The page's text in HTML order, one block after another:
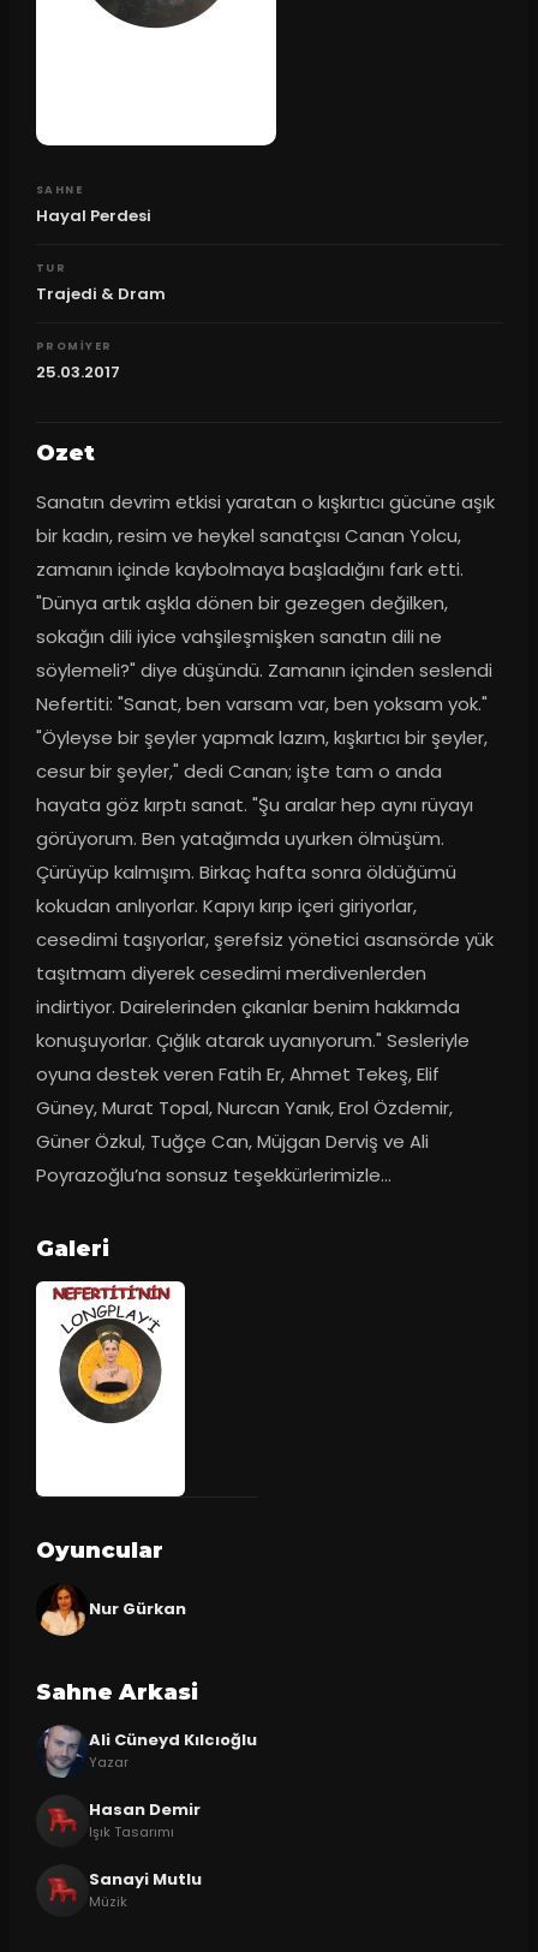
SAHNE
Hayal Perdesi
TUR
Trajedi & Dram
PROMIYER
25.03.2017
Ozet
Sanatın devrim etkisi yaratan o kışkırtıcı gücüne aşık
bir kadın, resim ve heykel sanatçısı Canan Yolcu,
zamanın içinde kaybolmaya başladığını fark etti.
"Dünya artık aşkla dönen bir gezegen değilken,
sokağın dili iyice vahşileşmişken sanatın dili ne
söylemeli?" diye düşündü. Zamanın içinden seslendi
Nefertiti: "Sanat, ben varsam var, ben yoksam yok."
"Öyleyse bir şeyler yapmak lazım, kışkırtıcı bir şeyler,
cesur bir şeyler," dedi Canan; işte tam o anda
hayata göz kırptı sanat. "Şu aralar hep aynı rüyayı
görüyorum. Ben yatağımda uyurken ölmüşüm.
Çürüyüp kalmışım. Birkaç hafta sonra öldüğümü
kokudan anlıyorlar. Kapıyı kırıp içeri giriyorlar,
cesedimi taşıyorlar, şerefsiz yönetici asansörde yük
taşıtmam diyerek cesedimi merdivenlerden
indirtiyor. Dairelerinden çıkanlar benim hakkımda
konuşuyorlar. Çığlık atarak uyanıyorum." Sesleriyle
oyuna destek veren Fatih Er, Ahmet Tekeş, Elif
Güney, Murat Topal, Nurcan Yanık, Erol Özdemir,
Güner Özkul, Tuğçe Can, Müjgan Derviş ve Ali
Poyrazoğlu’na sonsuz teşekkürlerimizle...
Galeri
Oyuncular
Nur Gürkan
Sahne Arkasi
Ali Cüneyd Kılcıoğlu
Yazar
Hasan Demir
Işık Tasarımı
Sanayi Mutlu
Müzik